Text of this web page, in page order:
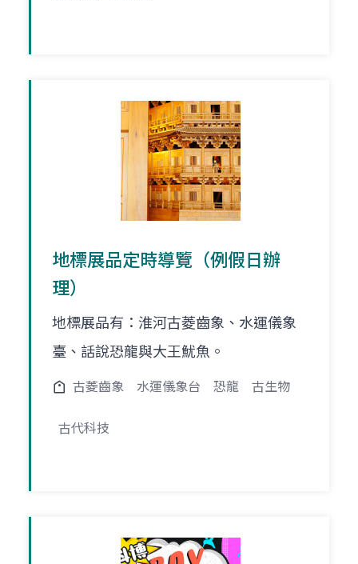
地標展品定時導覽（例假日辦
理）
地標展品有：淮河古菱齒象、水運儀象
臺、話說恐龍與大王魷魚。
古菱齒象 水運儀象台 恐龍 古生物
古代科技